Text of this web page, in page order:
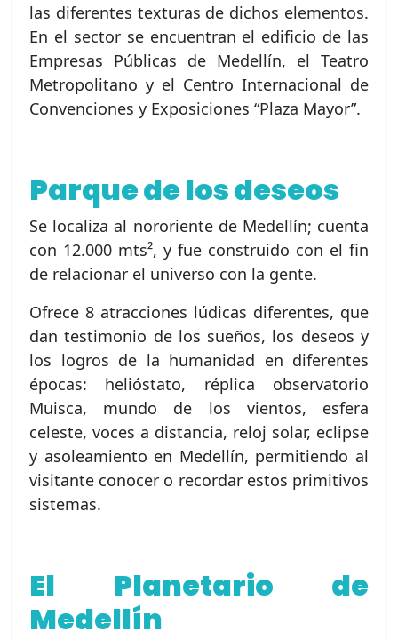
las diferentes texturas de dichos elementos.
En el sector se encuentran el edificio de las
Empresas Públicas de Medellín, el Teatro
Metropolitano y el Centro Internacional de
Convenciones y Exposiciones “Plaza Mayor”.
Parque de los deseos
Se localiza al nororiente de Medellín; cuenta
con 12.000 mts², y fue construido con el fin
de relacionar el universo con la gente.
Ofrece 8 atracciones lúdicas diferentes, que
dan testimonio de los sueños, los deseos y
los logros de la humanidad en diferentes
épocas: helióstato, réplica observatorio
Muisca, mundo de los vientos, esfera
celeste, voces a distancia, reloj solar, eclipse
y asoleamiento en Medellín, permitiendo al
visitante conocer o recordar estos primitivos
sistemas.
El Planetario de
Medellín